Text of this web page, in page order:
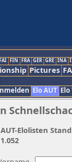
FIN FRA GER GRE INA
Pictures
Elo AUT
AUT-Elolisten
1.052